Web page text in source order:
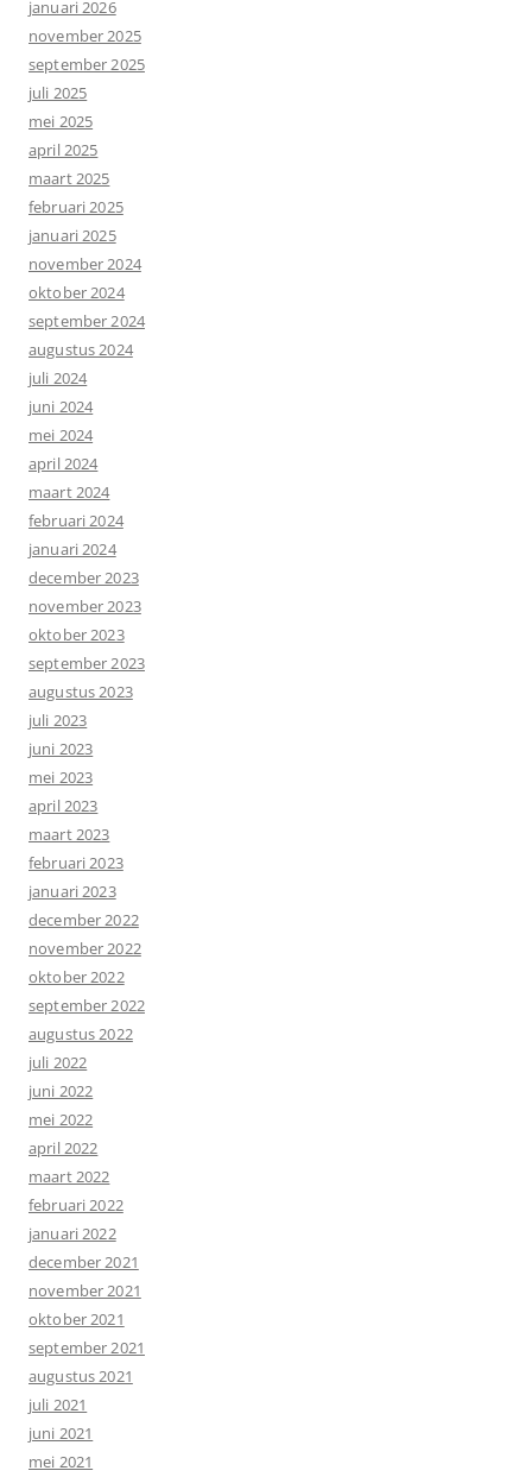
januari 2026
november 2025
september 2025
juli 2025
mei 2025
april 2025
maart 2025
februari 2025
januari 2025
november 2024
oktober 2024
september 2024
augustus 2024
juli 2024
juni 2024
mei 2024
april 2024
maart 2024
februari 2024
januari 2024
december 2023
november 2023
oktober 2023
september 2023
augustus 2023
juli 2023
juni 2023
mei 2023
april 2023
maart 2023
februari 2023
januari 2023
december 2022
november 2022
oktober 2022
september 2022
augustus 2022
juli 2022
juni 2022
mei 2022
april 2022
maart 2022
februari 2022
januari 2022
december 2021
november 2021
oktober 2021
september 2021
augustus 2021
juli 2021
juni 2021
mei 2021